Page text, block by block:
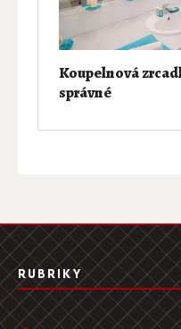
Koupelnová
správné
RUBRIKY